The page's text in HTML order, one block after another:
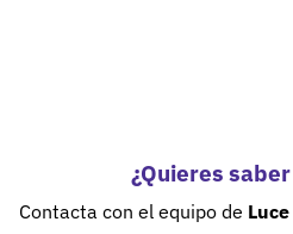
¿Quieres saber
Contacta con el equipode